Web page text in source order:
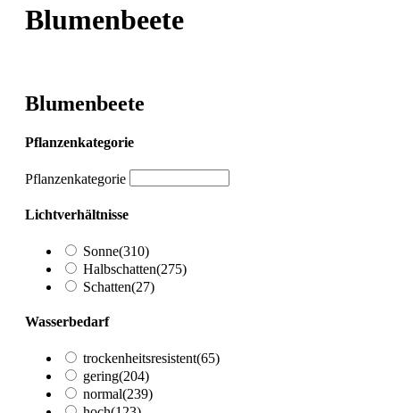
Blumenbeete
Blumenbeete
Pflanzenkategorie
Pflanzenkategorie
Lichtverhältnisse
Sonne(310)
Halbschatten(275)
Schatten(27)
Wasserbedarf
trockenheitsresistent(65)
gering(204)
normal(239)